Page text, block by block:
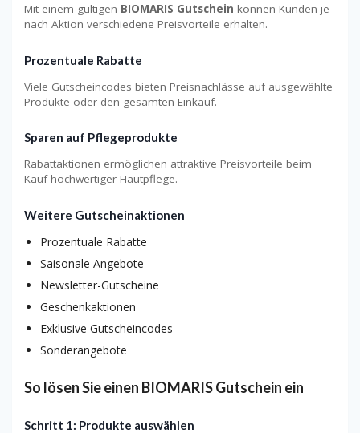
Mit einem gültigen BIOMARIS Gutschein können Kunden je
nach Aktion verschiedene Preisvorteile erhalten.
Prozentuale Rabatte
Viele Gutscheincodes bieten Preisnachlässe auf ausgewählte
Produkte oder den gesamten Einkauf.
Sparen auf Pflegeprodukte
Rabattaktionen ermöglichen attraktive Preisvorteile beim
Kauf hochwertiger Hautpflege.
Weitere Gutscheinaktionen
Prozentuale Rabatte
Saisonale Angebote
Newsletter-Gutscheine
Geschenkaktionen
Exklusive Gutscheincodes
Sonderangebote
So lösen Sie einen BIOMARIS Gutschein ein
Schritt 1: Produkte auswählen